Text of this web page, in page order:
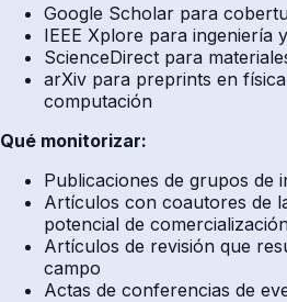
Google Scholar para
IEEE Xplore para ingeniería
ScienceDirect para
arXiv para preprints en
computación
Qué monitorizar:
Publicaciones de grupos de
Artículos con coautores de
potencial de
Artículos de revisión que
campo
Actas de conferencias de